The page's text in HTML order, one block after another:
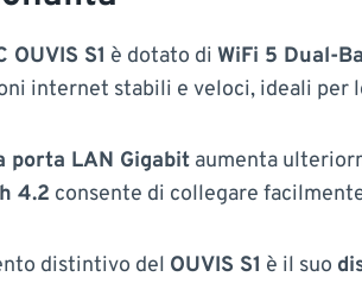
OUVIS S1 è dotato di WiFi 5 Dual-
internet stabili e veloci, ideali per
porta LAN Gigabit aumenta
4.2 consente di collegare
distintivo del OUVIS S1 è il suo